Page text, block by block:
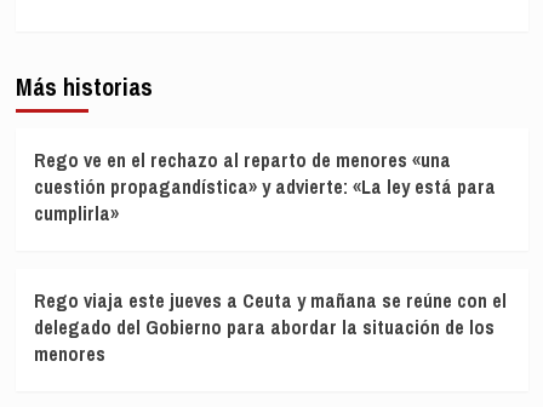
Más historias
Rego ve en el rechazo al reparto de menores «una
cuestión propagandística» y advierte: «La ley está para
cumplirla»
Rego viaja este jueves a Ceuta y mañana se reúne con el
delegado del Gobierno para abordar la situación de los
menores